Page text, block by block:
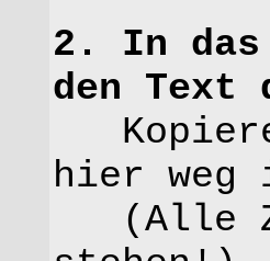
2. In das
den Text
hier weg
(Alle